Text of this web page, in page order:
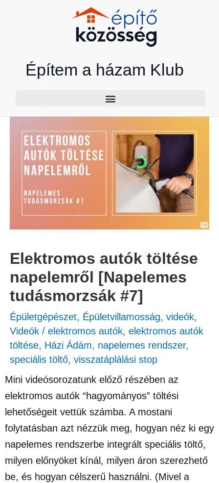
Építem a házam Klub
Elektromos autók töltése
napelemről [Napelemes
tudásmorzsák #7]
Épületgépészet, Épületvillamosság, videók,
Videók / elektromos autók, elektromos autók
töltése, Házi Ádám, napelemes rendszer,
speciális töltő, visszatáplálási stop
Mini videósorozatunk előző részében az
elektromos autók “hagyományos” töltési
lehetőségeit vettük számba. A mostani
folytatásban azt nézzük meg, hogyan néz ki egy
napelemes rendszerbe integrált speciális töltő,
milyen előnyöket kínál, milyen áron szerezhető
be, és hogyan célszerű használni. (Mivel a